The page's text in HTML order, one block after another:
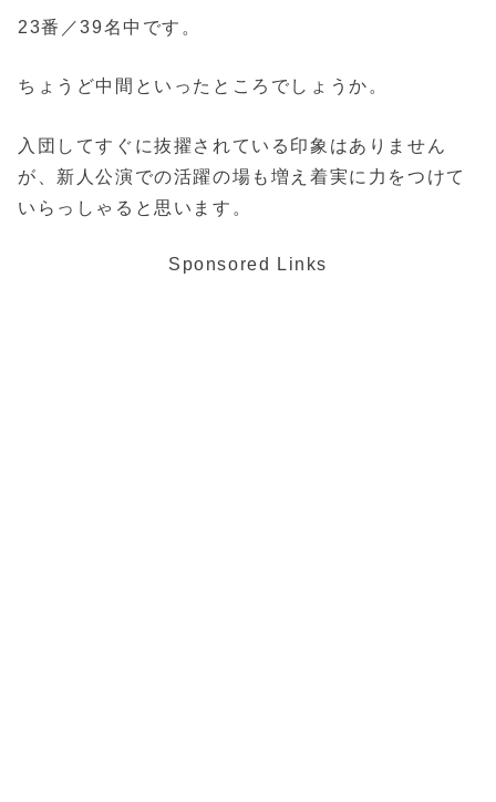
23番／39名中です。
ちょうど中間といったところでしょうか。
入団してすぐに抜擢されている印象はありません
が、新人公演での活躍の場も増え着実に力をつけて
いらっしゃると思います。
Sponsored Links